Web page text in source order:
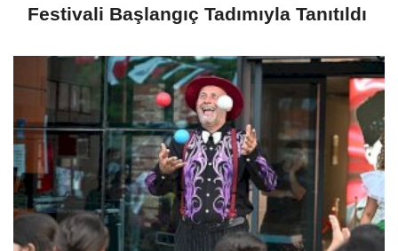
Festivali Başlangıç Tadımıyla Tanıtıldı